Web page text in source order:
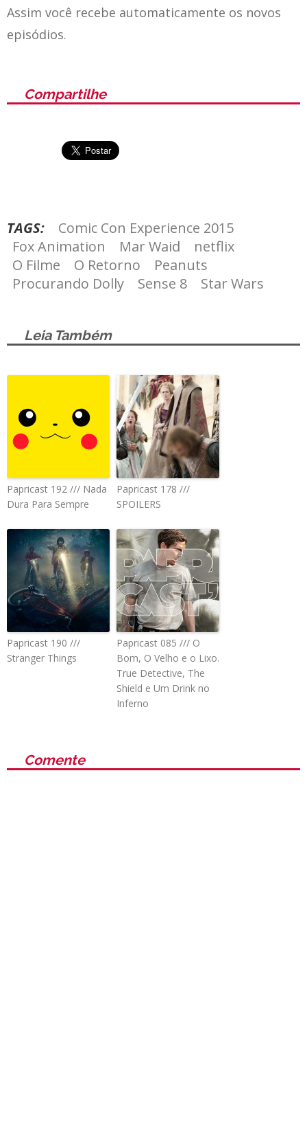
Assim você recebe automaticamente os novos
episódios.
Compartilhe
TAGS:
Comic Con Experience 2015
Fox Animation
Mar Waid
netflix
O Filme
O Retorno
Peanuts
Procurando Dolly
Sense 8 Star Wars
Leia Também
Papricast 192 /// Nada
Dura Para Sempre
Papricast 178 ///
SPOILERS
Papricast 190 ///
Stranger Things
Papricast 085 /// O
Bom, O Velho e o Lixo.
True Detective, The
Shield e Um Drink no
Inferno
Comente